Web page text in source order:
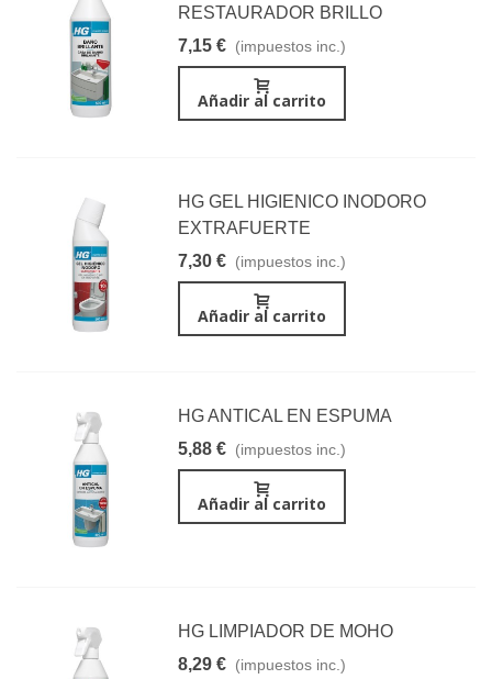
RESTAURADOR BRILLO
7,15 € (impuestos inc.)
Añadir al carrito
HG GEL HIGIENICO INODORO
EXTRAFUERTE
7,30 € (impuestos inc.)
Añadir al carrito
HG ANTICAL EN ESPUMA
5,88 € (impuestos inc.)
Añadir al carrito
HG LIMPIADOR DE MOHO
8,29 € (impuestos inc.)